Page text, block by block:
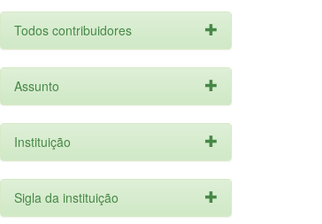
Todos contribuidores
Assunto
Instituição
Sigla da instituição